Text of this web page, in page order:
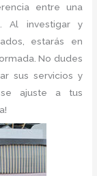
entre una
Al investigar y
estarás en
No dudes
sus servicios y
ajuste a tus